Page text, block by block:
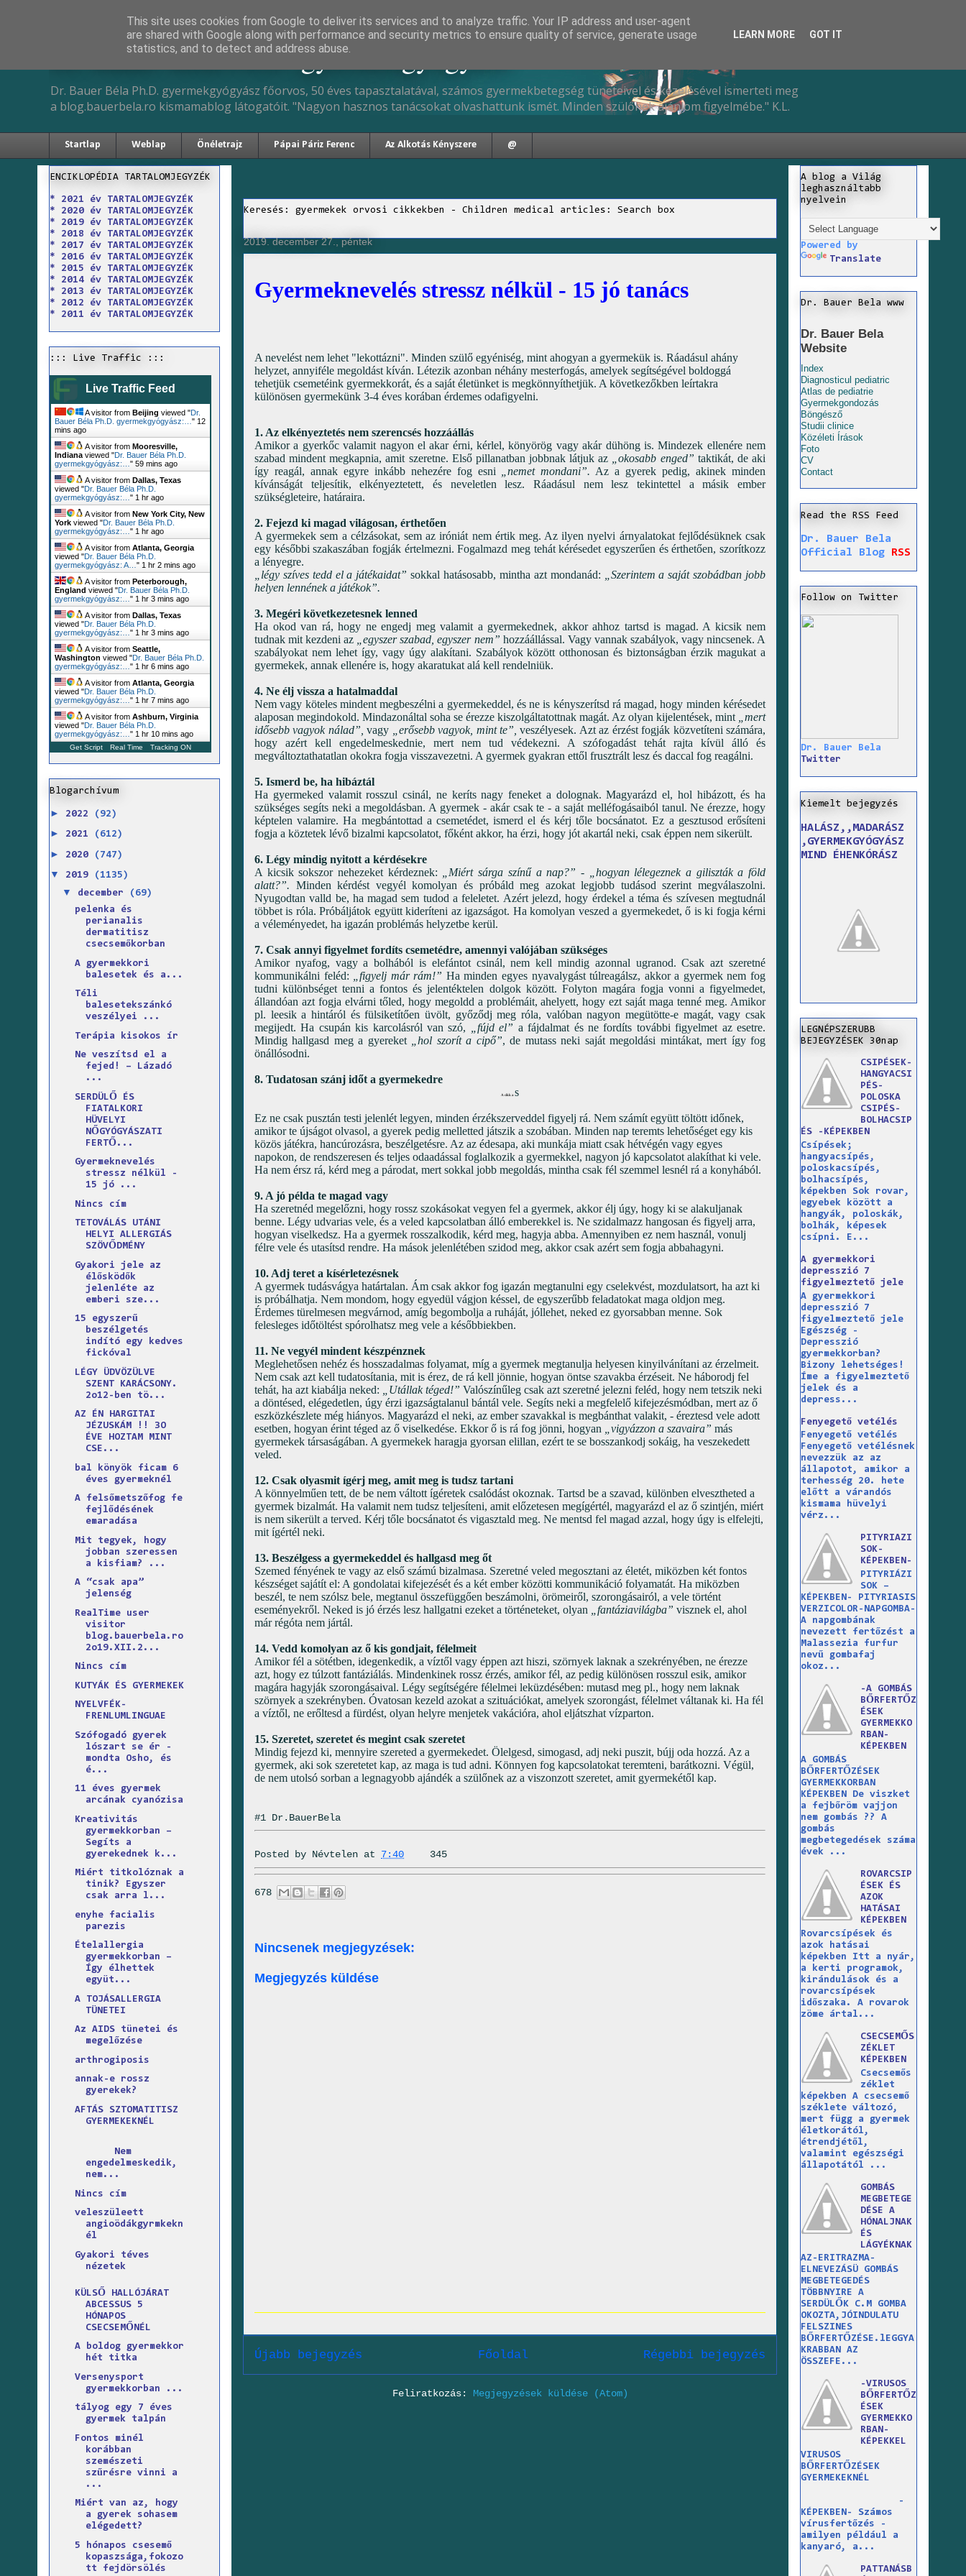
Dr. Bauer Béla Ph.D. gyermekgyógyász
Dr. Bauer Béla Ph.D. gyermekgyógyász főorvos, 50 éves tapasztalatával, számos gyermekbetegség tüneteivel és kezelésével ismerteti meg
a blog.bauerbela.ro kismamablog látogatóit. "Nagyon hasznos tanácsokat olvashattunk ismét. Minden szülőnek ajánlom figyelmébe." K.L.
Startlap Weblap Önéletrajz Pápai Páriz Ferenc Az Alkotás Kényszere @
Keresés: gyermekek orvosi cikkekben - Children medical articles: Search box
2019. december 27., péntek
Gyermeknevelés stressz nélkül - 15 jó tanács
A nevelést nem lehet "lekottázni". Minden szülő egyéniség, mint ahogyan a gyermekük is. Ráadásul ahány
helyzet, annyiféle megoldást kíván. Létezik azonban néhány mesterfogás, amelyek segítségével boldoggá
tehetjük csemetéink gyermekkorát, és a saját életünket is megkönnyíthetjük. A következőkben leírtakra
különösen gyermekünk 3-4 éves korában érdemes odafigyelni.
1. Az elkényeztetés nem szerencsés hozzáállás
Amikor a gyerkőc valamit nagyon el akar érni, kérlel, könyörög vagy akár dühöng is. Mindezek ellenére nem
szabad mindent megkapnia, amit szeretne. Első pillanatban jobbnak látjuk az
„okosabb enged” taktikát, de aki
így reagál, annak egyre inkább nehezére fog esni
„nemet mondani”. Az a gyerek pedig, akinek minden
kívánságát teljesítik, elkényeztetett, és neveletlen lesz. Ráadásul nem lesz tekintettel a másik ember
szükségleteire, határaira.
2. Fejezd ki magad világosan, érthetően
A gyermekek sem a célzásokat, sem az iróniát nem értik meg. Az ilyen nyelvi árnyalatokat fejlődésüknek csak
egy későbbi szakaszában fogják értelmezni. Fogalmazd meg tehát kérésedet egyszerűen és érthetően, szorítkozz
a lényegre.
„légy szíves tedd el a játékaidat”sokkal hatásosabb, mintha azt mondanád: „Szerintem a saját szobádban jobb
helyen lennének a játékok”.
3. Megéri következetesnek lenned
Ha okod van rá, hogy ne engedj meg valamit a gyermekednek, akkor ahhoz tartsd is magad. A kicsik nem
tudnak mit kezdeni az
„egyszer szabad, egyszer nem” hozzáállással. Vagy vannak szabályok, vagy nincsenek. A
szabályokat nem lehet így, vagy úgy alakítani. Szabályok között otthonosan és biztonságban érzik magukat a
gyermekek, annak ellenére is, hogy akaratukat alá kell rendelniük.
4. Ne élj vissza a hatalmaddal
Nem vagy köteles mindent megbeszélni a gyermekeddel, és ne is kényszerítsd rá magad, hogy minden kérésedet
alaposan megindokold. Mindazonáltal soha se érezze kiszolgáltatottnak magát. Az olyan kijelentések, mint
„mert
idősebb vagyok nálad”,vagy „erősebb vagyok, mint te”,veszélyesek. Azt az érzést fogják közvetíteni számára,
hogy azért kell engedelmeskednie, mert nem tud védekezni. A szófogadást tehát rajta kívül álló és
megváltoztathatatlan okokra fogja visszavezetni. A gyermek gyakran ettől frusztrált lesz és daccal fog reagálni.
5. Ismerd be, ha hibáztál
Ha gyermeked valamit rosszul csinál, ne keríts nagy feneket a dolognak. Magyarázd el, hol hibázott, és ha
szükséges segíts neki a megoldásban. A gyermek - akár csak te - a saját melléfogásaiból tanul. Ne érezze, hogy
képtelen valamire. Ha megbántottad a csemetédet, ismerd el és kérj tőle bocsánatot. Ez a gesztusod erősíteni
fogja a köztetek lévő bizalmi kapcsolatot, főként akkor, ha érzi, hogy jót akartál neki, csak éppen nem sikerült.
6. Légy mindig nyitott a kérdésekre
A kicsik sokszor nehezeket kérdeznek: „Miért sárga színű a nap?” - „hogyan lélegeznek a giliszták a föld
alatt?”. Minden kérdést vegyél komolyan és próbáld meg azokat legjobb tudásod szerint megválaszolni.
Nyugodtan valld be, ha magad sem tudod a feleletet. Azért jelezd, hogy érdekel a téma és szívesen megtudnál
többet is róla. Próbáljátok együtt kideríteni az igazságot. Ha komolyan veszed a gyermekedet, ő is ki fogja kérni
a véleményedet, ha igazán problémás helyzetbe kerül.
7. Csak annyi figyelmet fordíts csemetédre, amennyi valójában szükséges
Amikor nyafog, vagy a bolhából is elefántot csinál, nem kell mindig azonnal ugranod. Csak azt szeretné
kommunikálni feléd: „figyelj már rám!” Ha minden egyes nyavalygást túlreagálsz, akkor a gyermek nem fog
tudni különbséget tenni a fontos és jelentéktelen dolgok között. Folyton magára fogja vonni a figyelmedet,
állandóan azt fogja elvárni tőled, hogy megoldd a problémáit, ahelyett, hogy ezt saját maga tenné meg. Amikor
pl. leesik a hintáról és fülsiketítően üvölt, győződj meg róla, valóban nagyon megütötte-e magát, vagy csak
megijedt. Ha csupán kis karcolásról van szó,
„fújd el” a fájdalmat és ne fordíts további figyelmet az esetre.
Mindig hallgasd meg a gyereket„hol szorít a cipő”, de mutass neki saját megoldási mintákat, mert így fog
önállósodni.
8. Tudatosan szánj időt a gyermekedre
A cikk as
Ez ne csak pusztán testi jelenlét legyen, minden érzékszerveddel figyelj rá. Nem számít együtt töltött időnek,
amikor te újságot olvasol, a gyerek pedig melletted játszik a szobában. Minden nap teremts lehetőséget egy kis
közös játékra, hancúrozásra, beszélgetésre. Az az édesapa, aki munkája miatt csak hétvégén vagy egyes
napokon, de rendszeresen és teljes odaadással foglalkozik a gyermekkel, nagyon jó kapcsolatot alakíthat ki vele.
Ha nem érsz rá, kérd meg a párodat, mert sokkal jobb megoldás, mintha csak fél szemmel lesnél rá a konyhából.
9. A jó példa te magad vagy
Ha szeretnéd megelőzni, hogy rossz szokásokat vegyen fel a gyermek, akkor élj úgy, hogy ki se alakuljanak
benne. Légy udvarias vele, és a veled kapcsolatban álló emberekkel is. Ne szidalmazz hangosan és figyelj arra,
hogyan viselkedsz. Ha a gyermek rosszalkodik, kérd meg, hagyja abba. Amennyiben ez nem használ, vonulj
félre vele és utasítsd rendre. Ha mások jelenlétében szidod meg, akkor csak azért sem fogja abbahagyni.
10. Adj teret a kísérletezésnek
A gyermek tudásvágya határtalan. Ám csak akkor fog igazán megtanulni egy cselekvést, mozdulatsort, ha azt ki
is próbálhatja. Nem mondom, hogy egyedül vágjon késsel, de egyszerűbb feladatokat maga oldjon meg.
Érdemes türelmesen megvárnod, amíg begombolja a ruháját, jóllehet, neked ez gyorsabban menne. Sok
felesleges időtöltést spórolhatsz meg vele a későbbiekben.
11. Ne vegyél mindent készpénznek
Meglehetősen nehéz és hosszadalmas folyamat, míg a gyermek megtanulja helyesen kinyilvánítani az érzelmeit.
Nem csak azt kell tudatosítania, mit is érez, de rá kell jönnie, hogyan öntse szavakba érzéseit. Ne háborodj fel
tehát, ha azt kiabálja neked:
„Utállak téged!” Valószínűleg csak azt szeretné jelezni feléd, hogy nem tetszik neki
a döntésed, elégedetlen, úgy érzi igazságtalanul bántál vele. Segíts neki a megfelelő kifejezésmódban, mert az ő
eszközkészlete még hiányos. Magyarázd el neki, az ember szavakkal is megbánthat valakit, - éreztesd vele adott
esetben, hogyan érint téged az ő viselkedése. Ekkor ő is rá fog jönni, hogyan
„vigyázzon a szavaira” más
gyermekek társaságában. A gyermekek haragja gyorsan elillan, ezért te se bosszankodj sokáig, ha veszekedett
veled.
12. Csak olyasmit ígérj meg, amit meg is tudsz tartani
A könnyelműen tett, de be nem váltott ígéretek csalódást okoznak. Tartsd be a szavad, különben elvesztheted a
gyermek bizalmát. Ha valamit nem tudsz teljesíteni, amit előzetesen megígértél, magyarázd el az ő szintjén, miért
is nem sikerült a terved. Kérj tőle bocsánatot és vigasztald meg. Ne mentsd fel magad azzal, hogy úgy is elfelejti,
mit ígértél neki.
13. Beszélgess a gyermekeddel és hallgasd meg őt
Szemed fényének te vagy az első számú bizalmasa. Szeretné veled megosztani az életét, miközben két fontos
készséget sajátít el: A gondolatai kifejezését és a két ember közötti kommunikáció folyamatát. Ha miközben
beszél, te nem szólsz bele, megtanul összefüggően beszámolni, örömeiről, szorongásairól, a vele történt
eseményekről. Neked is jó érzés lesz hallgatni ezeket a történeteket, olyan
„fantáziavilágba” visznek el, ahol
már régóta nem jártál.
14. Vedd komolyan az ő kis gondjait, félelmeit
Amikor fél a sötétben, idegenkedik, a víztől vagy éppen azt hiszi, szörnyek laknak a szekrényében, ne érezze
azt, hogy ez túlzott fantáziálás. Mindenkinek rossz érzés, amikor fél, az pedig különösen rosszul esik, amikor
magára hagyják szorongásaival. Légy segítségére félelmei leküzdésében: mutasd meg pl., hogy nem laknak
szörnyek a szekrényben. Óvatosan kezeld azokat a szituációkat, amelyek szorongást, félelmet váltanak ki. Ha fél
a víztől, ne erőltesd a fürdést, olyan helyre menjetek vakációra, ahol eljátszhat vízparton.
15. Szeretet, szeretet és megint csak szeretet
Mindig fejezd ki, mennyire szereted a gyermekedet. Ölelgesd, simogasd, adj neki puszit, bújj oda hozzá. Az a
gyermek, aki sok szeretetet kap, az maga is tud adni. Könnyen fog kapcsolatokat teremteni, barátkozni. Végül,
de nem utolsó sorban a legnagyobb ajándék a szülőnek az a viszonzott szeretet, amit gyermekétől kap.
#1 Dr.BauerBela
Posted by Névtelen at 7:40 345
678
Nincsenek megjegyzések:
Megjegyzés küldése
Újabb bejegyzés Régebbi bejegyzés
Főoldal
Feliratkozás: Megjegyzések küldése (Atom)
ENCIKLOPÉDIA TARTALOMJEGYZÉK
* 2021 év TARTALOMJEGYZÉK
* 2020 év TARTALOMJEGYZÉK
* 2019 év TARTALOMJEGYZÉK
* 2018 év TARTALOMJEGYZÉK
* 2017 év TARTALOMJEGYZÉK
* 2016 év TARTALOMJEGYZÉK
* 2015 év TARTALOMJEGYZÉK
* 2014 év TARTALOMJEGYZÉK
* 2013 év TARTALOMJEGYZÉK
* 2012 év TARTALOMJEGYZÉK
* 2011 év TARTALOMJEGYZÉK
::: Live Traffic :::
Live Traffic Feed
A visitor from Beijing viewed "Dr.
Bauer Béla Ph.D. gyermekgyógyász:… " 12
mins ago
A visitor from Mooresville,
Indiana viewed "Dr. Bauer Béla Ph.D.
gyermekgyógyász:… " 59 mins ago
A visitor from Dallas, Texas
viewed "Dr. Bauer Béla Ph.D.
gyermekgyógyász:… " 1 hr ago
A visitor from New York City, New
York viewed "Dr. Bauer Béla Ph.D.
gyermekgyógyász:… " 1 hr ago
A visitor from Atlanta, Georgia
viewed "Dr. Bauer Béla Ph.D.
gyermekgyógyász: A… " 1 hr 2 mins ago
A visitor from Peterborough,
England viewed "Dr. Bauer Béla Ph.D.
gyermekgyógyász:… " 1 hr 3 mins ago
A visitor from Dallas, Texas
viewed "Dr. Bauer Béla Ph.D.
gyermekgyógyász:… " 1 hr 3 mins ago
A visitor from Seattle,
Washington viewed "Dr. Bauer Béla Ph.D.
gyermekgyógyász:… " 1 hr 6 mins ago
A visitor from Atlanta, Georgia
viewed "Dr. Bauer Béla Ph.D.
gyermekgyógyász:… " 1 hr 7 mins ago
A visitor from Ashburn, Virginia
viewed "Dr. Bauer Béla Ph.D.
gyermekgyógyász:… " 1 hr 10 mins ago
Get Script Real Time Tracking ON
Blogarchívum
► 2022 (92)
► 2021 (612)
► 2020 (747)
▼ 2019 (1135)
▼ december
(69)
pelenka és
perianalis
dermatitisz
csecsemőkorban
A gyermekkori
balesetek és a...
Téli
balesetekszánkó
veszélyei ...
Terápia kisokos ír
Ne veszítsd el a
fejed! – Lázadó
...
SERDÜLŐ ÉS
FIATALKORI
HÜVELYI
NŐGYÓGYÁSZATI
FERTŐ...
Gyermeknevelés
stressz nélkül -
15 jó ...
Nincs cím
TETOVÁLÁS UTÁNI
HELYI ALLERGIÁS
SZÖVŐDMÉNY
Gyakori jele az
élősködők
jelenléte az
emberi sze...
15 egyszerű
beszélgetés
indító egy kedves
fickóval
LÉGY ÜDVÖZÜLVE
SZENT KARÁCSONY.
2o12-ben tö...
AZ ÉN HARGITAI
JÉZUSKÁM !! 3O
ÉVE HOZTAM MINT
CSE...
bal könyök ficam 6
éves gyermeknél
A felsőmetszőfog fe
fejlődésének
emaradása
Mit tegyek, hogy
jobban szeressen
a kisfiam? ...
A “csak apa”
jelenség
RealTime user
visitor
blog.bauerbela.ro
2o19.XII.2...
Nincs cím
KUTYÁK ÉS GYERMEKEK
NYELVFÉK-
FRENLUMLINGUAE
Szófogadó gyerek
lószart se ér -
mondta Osho, és
é...
11 éves gyermek
arcának cyanózisa
Kreativitás
gyermekkorban –
Segíts a
gyerekednek k...
Miért titkolóznak a
tinik? Egyszer
csak arra l...
enyhe facialis
parezis
Ételallergia
gyermekkorban –
Így élhettek
együt...
A TOJÁSALLERGIA
TÜNETEI
Az AIDS tünetei és
megelőzése
arthrogiposis
annak-e rossz
gyerekek?
AFTÁS SZTOMATITISZ
GYERMEKEKNÉL
Nem
engedelmeskedik,
nem...
Nincs cím
veleszüleett
angioödákgyrmkekn
él
Gyakori téves
nézetek
KÜLSŐ HALLÓJÁRAT
ABCESSUS 5
HÓNAPOS
CSECSEMŐNÉL
A boldog gyermekkor
hét titka
Versenysport
gyermekkorban ...
tályog egy 7 éves
gyermek talpán
Fontos minél
korábban
szemészeti
szűrésre vinni a
...
Miért van az, hogy
a gyerek sohasem
elégedett?
5 hónapos csesemő
kopaszsága,fokozo
tt fejdörsölés
A blog a Világ
leghasználtabb
nyelvein
Powered by
Translate
Dr. Bauer Bela www
Dr. Bauer Bela
Website
Index
Diagnosticul pediatric
Atlas de pediatrie
Gyermekgondozás
Böngésző
Studii clinice
Közéleti Írások
Foto
CV
Contact
Read the RSS Feed
Dr. Bauer Bela
Official Blog
RSS
Follow on Twitter
Dr. Bauer Bela
Twitter
Kiemelt bejegyzés
HALÁSZ,,MADARÁSZ
,GYERMEKGYÓGYÁSZ
MIND ÉHENKÓRÁSZ
LEGNÉPSZERUBB
BEJEGYZÉSEK 30nap
CSIPÉSEK-
HANGYACSI
PÉS-
POLOSKA
CSIPÉS-
BOLHACSIP
ÉS -KÉPEKBEN
Csípések;
hangyacsípés,
poloskacsípés,
bolhacsípés,
képekben Sok rovar,
egyebek között a
hangyák, poloskák,
bolhák, képesek
csípni. E...
A gyermekkori
depresszió 7
figyelmeztető jele
A gyermekkori
depresszió 7
figyelmeztető jele
Egészség -
Depresszió
gyermekkorban?
Bizony lehetséges!
Íme a figyelmeztető
jelek és a
depress...
Fenyegető vetélés
Fenyegető vetélés
Fenyegető vetélésnek
nevezzük az az
állapotot, amikor a
terhesség 20. hete
előtt a várandós
kismama hüvelyi
vérz...
PITYRIAZI
SOK-
KÉPEKBEN-
PITYRIÁZI
SOK –
KÉPEKBEN- PITYRIASIS
VERZICOLOR-NAPGOMBA-
A napgombának
nevezett fertőzést a
Malassezia furfur
nevű gombafaj
okoz...
-A GOMBÁS
BŐRFERTŐZ
ÉSEK
GYERMEKKO
RBAN-
KÉPEKBEN
A GOMBÁS
BŐRFERTŐZÉSEK
GYERMEKKORBAN
KÉPEKBEN De viszket
a fejbőröm vajjon
nem gombás ?? A
gombás
megbetegedések száma
évek ...
ROVARCSIP
ÉSEK ÉS
AZOK
HATÁSAI
KÉPEKBEN
Rovarcsípések és
azok hatásai
képekben Itt a nyár,
a kerti programok,
kirándulások és a
rovarcsípések
időszaka. A rovarok
zöme ártal...
CSECSEMŐS
ZÉKLET
KÉPEKBEN
Csecsemős
zéklet
képekben A csecsemő
széklete változó,
mert függ a gyermek
életkorától,
étrendjétől,
valamint egészségi
állapotától ...
GOMBÁS
MEGBETEGE
DÉSE A
HÓNALJNAK
ÉS
LÁGYÉKNAK
AZ-ERITRAZMA-
ELNEVEZÁSÜ GOMBÁS
MEGBETEGEDÉS
TÖBBNYIRE A
SERDÜLŐK C.M GOMBA
OKOZTA,JÓINDULATU
FELSZINES
BŐRFERTŐZÉSE.lEGGYA
KRABBAN AZ
ÖSSZEFE...
-VIRUSOS
BŐRFERTŐZ
ÉSEK
GYERMEKKO
RBAN-
KÉPEKKEL
VIRUSOS
BŐRFERTŐZÉSEK
GYERMEKEKNÉL
-
KÉPEKBEN- Számos
vírusfertőzés -
amilyen például a
kanyaró, a...
PATTANÁSB
This site uses cookies from Google to deliver its services and to analyze traffic. Your IP address and user-agent
are shared with Google along with performance and security metrics to ensure quality of service, generate usage
statistics, and to detect and address abuse.
LEARN MORE GOT IT